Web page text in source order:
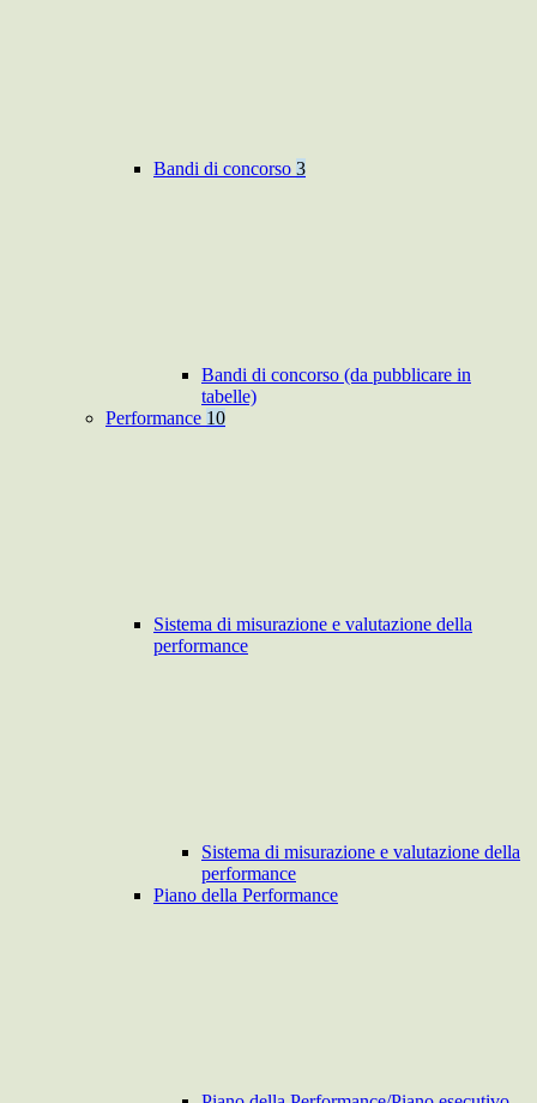
Bandi di concorso 3
Bandi di concorso (da pubblicare in
tabelle)
Performance 10
Sistema di misurazione e valutazione della
performance
Sistema di misurazione e valutazione della
performance
Piano della Performance